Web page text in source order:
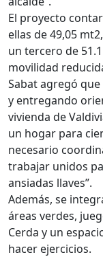
El proyecto
ellas de 49,05
un tercero de
movilidad
Sabat agregó
y entregando
vivienda de
un hogar para
necesario
trabajar unidos
ansiadas llaves”.
Además, se
áreas verdes,
Cerda y un
hacer ejercicios.